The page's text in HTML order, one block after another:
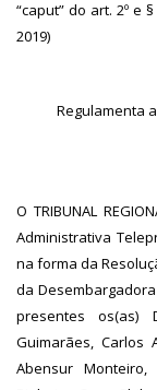
“caput” do art. 2º e
2019)
Regulamenta
O TRIBUNAL
Administrativa
na forma da
da
presentes os(as)
Guimarães, Carlos
Abensur Monteiro,